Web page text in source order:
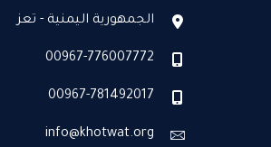
الجمهورية اليمنية - تعز
00967-776007772
00967-781492017
info@khotwat.org